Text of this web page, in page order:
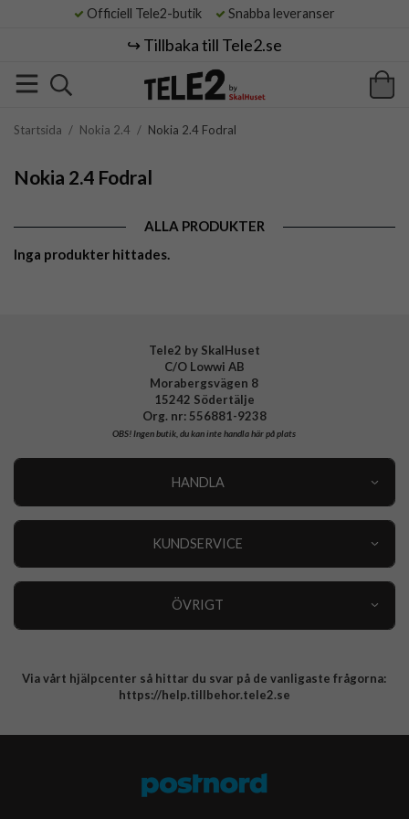
Officiell Tele2-butik Snabba leveranser
↪️ Tillbaka till Tele2.se
Startsida / Nokia 2.4 / Nokia 2.4 Fodral
Nokia 2.4 Fodral
ALLA PRODUKTER
Inga produkter hittades.
Tele2 by SkalHuset
C/O Lowwi AB
Morabergsvägen 8
15242 Södertälje
Org. nr: 556881-9238
OBS!Ingen butik, du kan inte handla här på plats
HANDLA
KUNDSERVICE
ÖVRIGT
Integritetspolicy
Via vårt hjälpcenter så hittar du svar på de vanligaste frågorna:
https://help.tillbehor.tele2.se